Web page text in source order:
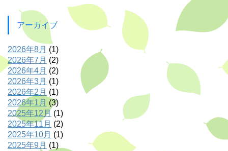
アーカイブ
2026年8月 (1)
2026年7月 (2)
2026年4月 (2)
2026年3月 (1)
2026年2月 (1)
2026年1月 (3)
2025年12月 (1)
2025年11月 (2)
2025年10月 (1)
2025年9月 (1)